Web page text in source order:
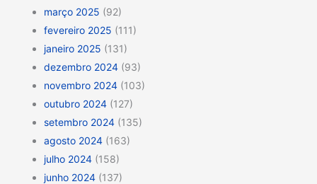
março 2025 (92)
fevereiro 2025 (111)
janeiro 2025 (131)
dezembro 2024 (93)
novembro 2024 (103)
outubro 2024 (127)
setembro 2024 (135)
agosto 2024 (163)
julho 2024 (158)
junho 2024 (137)